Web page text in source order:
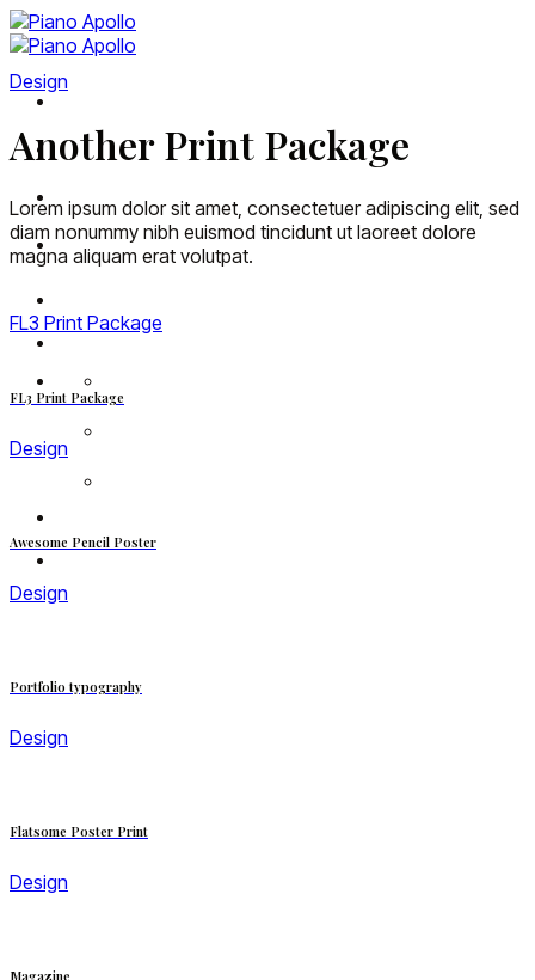
Skip
to
content
Piano Digital
Đăng ký đại lý
Tin tức
Design
Another Print Package
Lorem ipsum dolor sit amet, consectetuer adipiscing elit, sed
diam nonummy nibh euismod tincidunt ut laoreet dolore
magna aliquam erat volutpat.
FL3 Print Package
FL3 Print Package
Design
Awesome Pencil Poster
Design
Portfolio typography
Design
Flatsome Poster Print
Design
Magazine